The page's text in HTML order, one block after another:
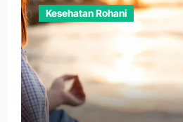
Kesehatan Rohani